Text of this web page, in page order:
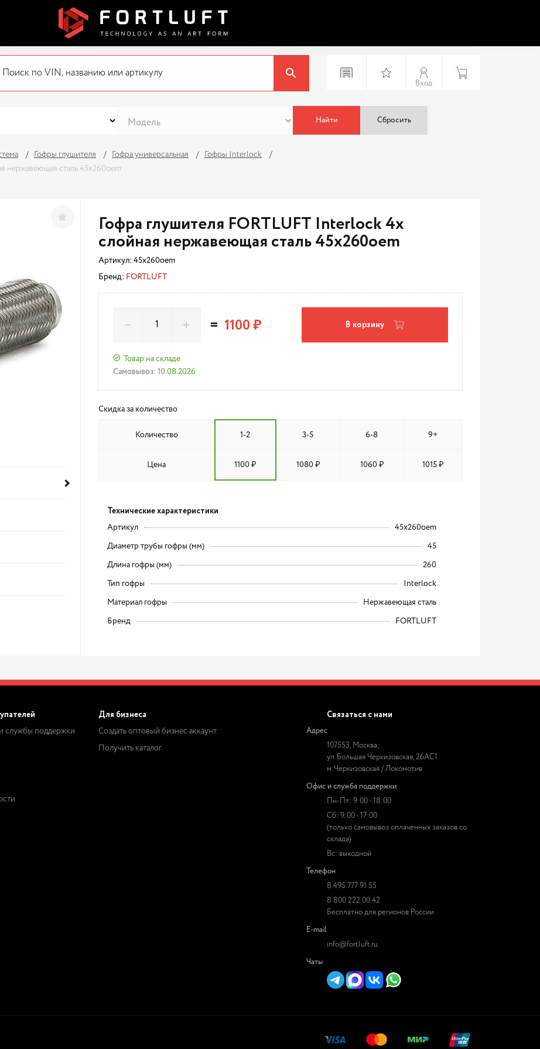
Вход
Найти Сбросить
Гофры глушителя Гофра универсальная
Гофры Interlock
нержавеющая сталь 45x260oem
Гофра глушителя FORTLUFT Interlock 4х
слойная нержавеющая сталь 45x260oem
Артикул: 45x260oem
Бренд: FORTLUFT
Товар на складе
Самовывоз: 10.08.2026
= 1100 ₽ В корзину
Скидка за количество
Количество 1-2 3-5 6-8 9+
Цена 1100 ₽ 1080 ₽ 1060 ₽ 1015 ₽
Технические характеристики
Артикул 45x260oem
Диаметр трубы гофры (мм) 45
Длина гофры (мм) 260
Тип гофры Interlock
Материал гофры Нержавеющая сталь
Бренд FORTLUFT
службы поддержки
Для бизнеса
Создать оптовый бизнес аккаунт
Получить каталог
Связаться с нами
Адрес
107553, Москва,
ул. Большая Черкизовская, 26АС1
м. Черкизовская / Локомотив
Офис и служба поддержки
Пн-Пт: 9:00 - 18:00
Сб: 9:00 - 17:00
(только самовывоз оплаченных заказов со
склада)
Вс: выходной
Телефон
8 495 777 91 55
8 800 222 00 42
Бесплатно для регионов России
E-mail
info@fortluft.ru
Чаты